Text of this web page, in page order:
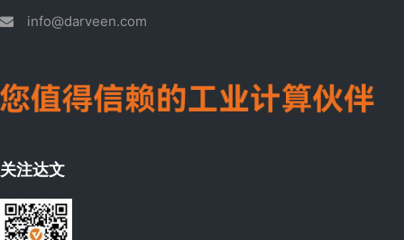
info@darveen.com
关注达文